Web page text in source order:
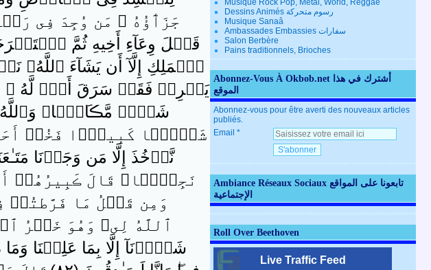
جَزَٲٓؤُهُ ۥ مَن وُجِدَ فِى
قَبۡلَ وِعَآءِ أَخِيهِ ثُمَّ
ٱلۡمَلِكِ إِلَّآ أَن يَشَآءَ ٱللَّهُ‌ۚ
يَسۡرِقۡ فَقَدۡ سَرَقَ أَخٌ۬ لَّهُ ۥ
شَرٌّ۬ مَّڪَانً۬ا‌ۖ وَٱللَّهُ
شَيۡخً۬ا كَبِيرً۬ا فَخُذۡ
نَّأۡخُذَ إِلَّا مَن وَجَدۡنَا
نَجِيًّ۬ا‌ۖ قَالَ ڪَبِيرُهُمۡ
وَمِن قَبۡلُ مَا
ٱللَّهُ لِى‌ۖ وَهُوَ خَيۡرُ
شَہِدۡنَآ إِلَّا بِمَا عَلِمۡنَا
Musique Rock Pop, Metal, World, Reggae
Dessins Animés رسوم متحركة
Musique Sanaâ
Ambassades Embassies سفارات
Salon Berbère
Pains traditionnels, Brioches
Abonnez-Vous À Okbob.net أشترك في هذا
الموقع
Abonnez-vous pour être averti des nouveaux articles
publiés.
Email
Ambiance Réseaux Sociaux تابعونا على المواقع
الإجتماعية
Roll Over Beethoven
Live Traffic Feed